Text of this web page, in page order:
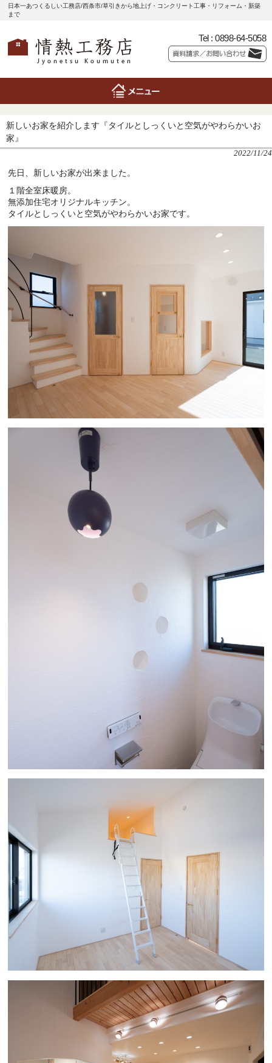
日本一あつくるしい工務店/西条市/草引きから地上げ・コンクリート工事・リフォーム・新築
まで
Tel : 0898-64-5058
新しいお家を紹介します『タイルとしっくいと空気がやわらかいお
家』
2022/11/24
先日、新しいお家が出来ました。
１階全室床暖房。
無添加住宅オリジナルキッチン。
タイルとしっくいと空気がやわらかいお家です。